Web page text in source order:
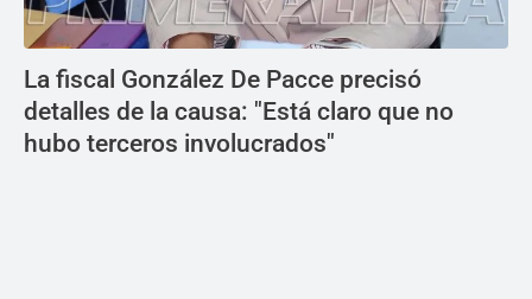
La fiscal González De Pacce precisó
detalles de la causa: "Está claro que no
hubo terceros involucrados"